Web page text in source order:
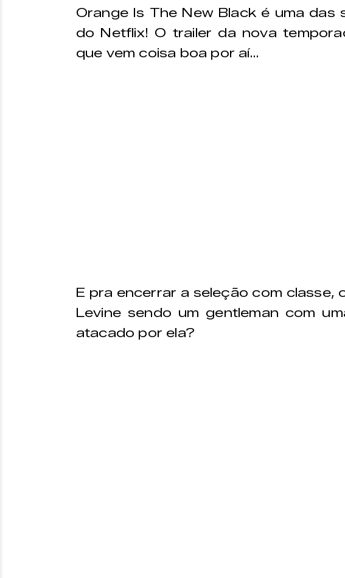
Orange Is The New Black é uma das
do Netflix! O trailer da nova
que vem coisa boa por aí…
E pra encerrar a seleção com classe,
Levine sendo um gentleman com
atacado por ela?